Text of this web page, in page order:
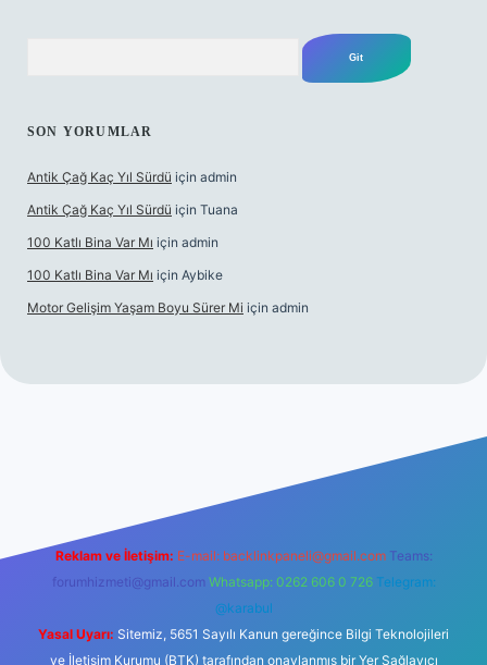
SON YORUMLAR
Antik Çağ Kaç Yıl Sürdü için admin
Antik Çağ Kaç Yıl Sürdü için Tuana
100 Katlı Bina Var Mı için admin
100 Katlı Bina Var Mı için Aybike
Motor Gelişim Yaşam Boyu Sürer Mi için admin
Reklam ve İletişim: E-mail: backlinkpaneli@gmail.com Teams:
forumhizmeti@gmail.com Whatsapp: 0262 606 0 726 Telegram:
@karabul
Yasal Uyarı: Sitemiz, 5651 Sayılı Kanun gereğince Bilgi Teknolojileri
ve İletişim Kurumu (BTK) tarafından onaylanmış bir Yer Sağlayıcı